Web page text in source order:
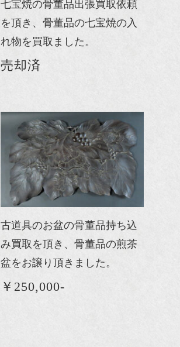
七宝焼の骨董品出張買取依頼
を頂き、骨董品の七宝焼の入
れ物を買取ました。
売却済
古道具のお盆の骨董品持ち込
み買取を頂き、骨董品の煎茶
盆をお譲り頂きました。
￥250,000-